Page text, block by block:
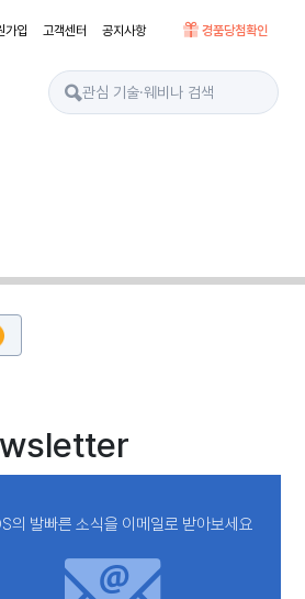
가입 고객센터 공지사항 경품당첨확인
의 발빠른 소식을 이메일로 받아보세요